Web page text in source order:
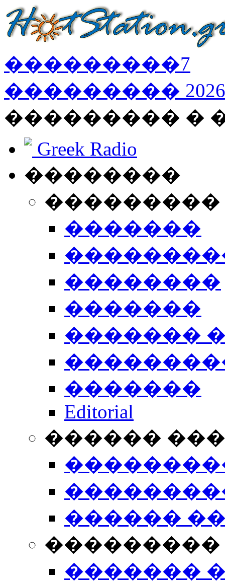
���������7
��������� 2026
��������� �
Greek Radio
��������
�������
��������
�������
�������
�������
Editorial
������
������
���������
�������